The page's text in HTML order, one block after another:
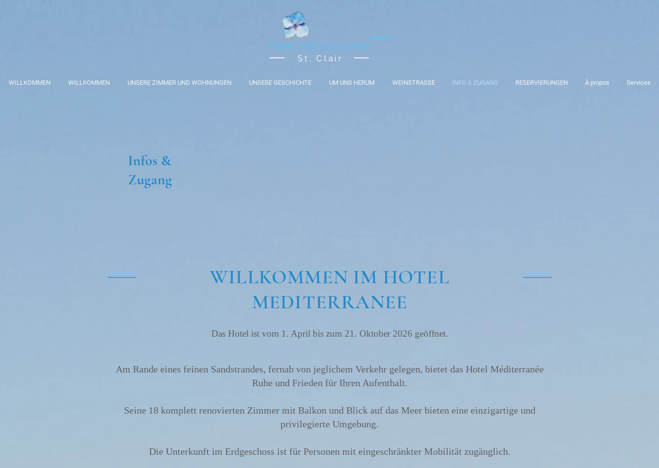
St. Clair
WILLKOMMEN WILLKOMMEN UNSERE ZIMMER UND WOHNUNGEN UNSERE GESCHICHTE UM UNS HERUM WEINSTRASSE INFO & ZUGANG RESERVIERUNGEN À propos Services
Infos &
Zugang
WILLKOMMEN IM HOTEL
MEDITERRANEE
Das Hotel ist vom 1. April bis zum 21. Oktober 2026 geöffnet.
Am Rande eines feinen Sandstrandes, fernab von jeglichem Verkehr gelegen, bietet das Hotel Méditerranée
Ruhe und Frieden für Ihren Aufenthalt.
Seine 18 komplett renovierten Zimmer mit Balkon und Blick auf das Meer bieten eine einzigartige und
privilegierte Umgebung.
Die Unterkunft im Erdgeschoss ist für Personen mit eingeschränkter Mobilität zugänglich.